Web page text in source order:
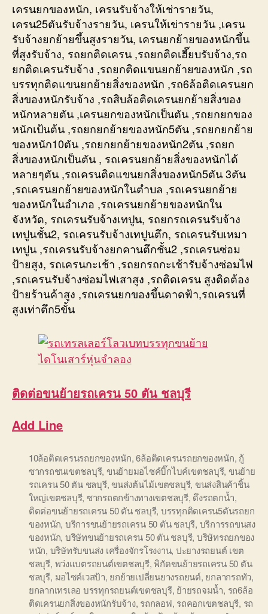
เครนยกของหนัก, เครนรับจ้างให้เช่ารายวัน,
เครน25ตันรับจ้างรายวัน, เครนให้เข่ารายวัน ,เครน
รับจ้างยกย้ายขึ้นสูงรายวัน, เครนยกย้ายของหนักขึ้น
ที่สูงรับจ้าง, รถยกติดเครน ,รถยกติดเฮี๊ยบรับจ้าง,รถ
ยกติดเครนรับจ้าง ,รถยกติดแขนยกย้ายของหนัก ,รถ
บรรทุกติดแขนยกย้ายสิ่งของหนัก ,รถ6ล้อติดเครนยก
สิ่งของหนักรับจ้าง ,รถสิบล้อติดเครนยกย้ายสิ่งของ
หนักหลายตัน ,เครนยกของหนักเป็นตัน ,รถยกยกของ
หนักเป้นต้น ,รถยกยกย้ายของหนัก5ตัน ,รถยกยกย้าย
ของหนัก10ตัน ,รถยกยกย้ายของหนัก2ตัน ,รถยก
สิ่งของหนักเป็นตัน , รถเครนยกย้ายสิ่งของหนักได้
หลายๆตัน ,รถเครนติดแขนยกสิ่งของหนัก5ตัน 3ตัน
,รถเครนยกย้ายของหนักในตำบล ,รถเครนยกย้าย
ของหนักในอำเภอ ,รถเครนยกย้ายของหนักใน
จังหวัด, รถเครนรับจ้างเทปูน, รถยกรถเครนรับจ้าง
เทปูนชั้น2, รถเครนรับจ้างเทปูนตึก, รถเครนรับเหมา
เทปูน ,รถเครนรับจ้างยกคานตึกชั้น2 ,รถเครนซ่อม
ป้ายสูง, รถเครนกะเช้า ,รถยกรถกะเช้ารับจ้างซ่อมไฟ
,รถเครนรับจ้างซ่อมไฟเสาสูง ,รถติดเครน สูงติดต้อง
ป้ายร้านค้าสูง ,รถเครนยกของขึ้นดาดฟ้า,รถเครนที่
สูงเท่าตึก5ขั้น
ติดต่อขนย้ายรถเครน 50 ตัน ชลบุรี
Add Line
10ล้อติดเครนรถยกของหนัก,6ล้อติดเครนรถยกของหนัก, กู้
ซากรถชนเขตชลบุรี, ขนย้ายมอไซค์บิ๊กไบค์เขตชลบุรี, ขนย้าย
รถเครน 50 ตัน ชลบุรี,ขนส่งต้นไม้เขตชลบุรี, ขนส่งสินค้าชิ้น
ใหญ่เขตชลบุรี, ซากรถตกข้างทางเขตชลบุรี, ดึงรถตกน้ำ,
ติดต่อขนย้ายรถเครน 50 ตัน ชลบุรี, บรรทุกติดเครน5ตันรถยก
ของหนัก, บริการขนย้ายรถเครน 50 ตัน ชลบุรี, บริการรถขนสง
ของหนัก, บริษัทขนย้ายรถเครน 50 ตัน ชลบุรี, บริษัทรถยกของ
หนัก, บริษัทรับขนส่ง เครื่องจักรโรงงาน, ปะยางรถยนต์ เขต
ชลบุรี, พว่งแบตรถยนต์เขตชลบุรี,พิกัดขนย้ายรถเครน 50 ตัน
ชลบุรี, มอไซค์เวสป้า, ยกย้ายเปลี่ยนยางรถยนต์, ยกลากรถทัว,
ยกลากเทรเลอ บรรทุกรถยนต์เขตชลบุรี, ย้ายรถจมน้ำ, รถ6ล้อ
ติดเครนยกสิ่งของหนักรับจ้าง, รถกลอฟ, รถคอกเขตชลบุรี, รถ